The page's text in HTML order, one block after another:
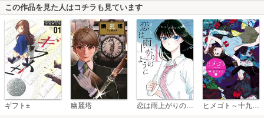
この作品を見た人はコチラも見ています
ギフト± 幽麗塔 恋は雨上がりのように ヒメゴト～十九歳の制服～